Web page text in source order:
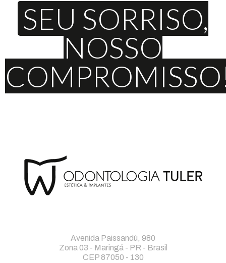
SEU SORRISO,
NOSSO
Avenida Paissandú, 980
Zona 03 - Maringá - PR - Brasil
CEP 87050 - 130